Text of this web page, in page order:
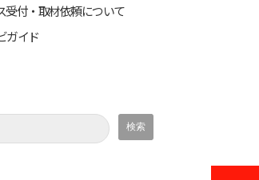
受付・取材依頼について
ガイド